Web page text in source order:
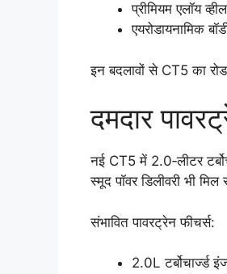
प्रीमियम एलॉय व्हील
एयरोडायनामिक
इन बदलावों से CT5 का
दमदार
नई CT5 में 2.0‑लीटर
स्मूद पॉवर डिलीवरी भी
संभावित पावरट्रेन फीचर्स:
2.0L टर्बोचार्ज्ड